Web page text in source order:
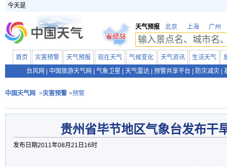
今天是
天气预报 北京 上海 广州
首页 灾害预警 天气预报 现在天气 气候变化 天气资讯 生活天气
台风网
中国旅游天气网 气象卫星 天气雷达 预警共享平台 防灾减灾
中国天气网 >灾害预警 >预警
贵州省毕节地区气象台发布干
发布日期2011年08月21日16时